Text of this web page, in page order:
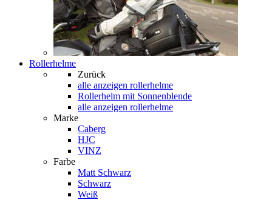
Rollerhelme
Zurück
alle anzeigen rollerhelme
Rollerhelm mit Sonnenblende
alle anzeigen rollerhelme
Marke
Caberg
HJC
VINZ
Farbe
Matt Schwarz
Schwarz
Weiß